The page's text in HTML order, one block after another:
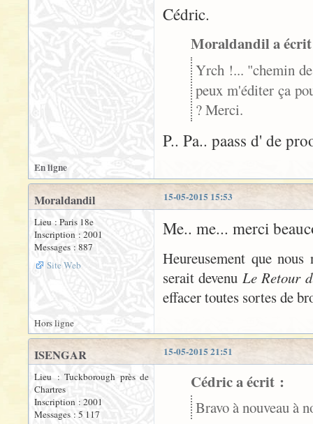
Cédric.
Moraldandil a
Yrch !... "chemin
peux m'éditer ça
? Merci.
P.. Pa.. paass d' de
En ligne
15-05-2015 15:53
Moraldandil
Lieu : Paris 18e
Inscription : 2001
Messages : 887
Site Web
Me.. me... merci
Heureusement que
serait devenu Le Retour
effacer toutes sortes de
Hors ligne
15-05-2015 21:51
ISENGAR
Lieu : Tuckborough près de
Chartres
Inscription : 2001
Messages : 5 117
Cédric a écrit :
Bravo à nouveau à